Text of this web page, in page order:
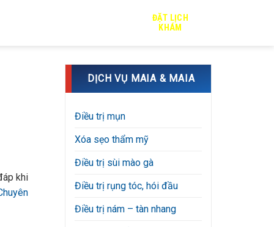
ĐẶT LỊCH
KHÁM
khi
DỊCH VỤ MAIA & MAIA
Điều trị mụn
Xóa sẹo thẩm mỹ
Điều trị sùi mào gà
Điều trị rụng tóc, hói đầu
Điều trị nám – tàn nhang